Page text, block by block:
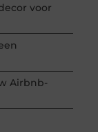
voor
Airbnb-